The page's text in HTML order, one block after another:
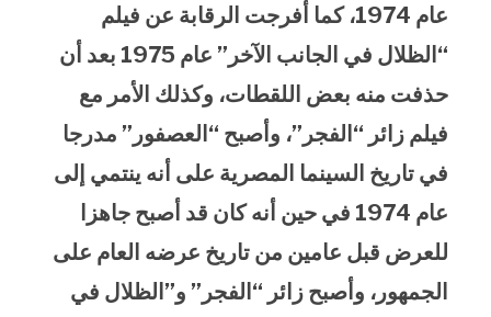
عام 1974، كما أفرجت الرقابة عن فيلم
“الظلال في الجانب الآخر” عام 1975 بعد أن
حذفت منه بعض اللقطات، وكذلك الأمر مع
فيلم زائر “الفجر”، وأصبح “العصفور” مدرجا
في تاريخ السينما المصرية على أنه ينتمي إلى
عام 1974 في حين أنه كان قد أصبح جاهزا
للعرض قبل عامين من تاريخ عرضه العام على
الجمهور، وأصبح زائر “الفجر” و”الظلال في